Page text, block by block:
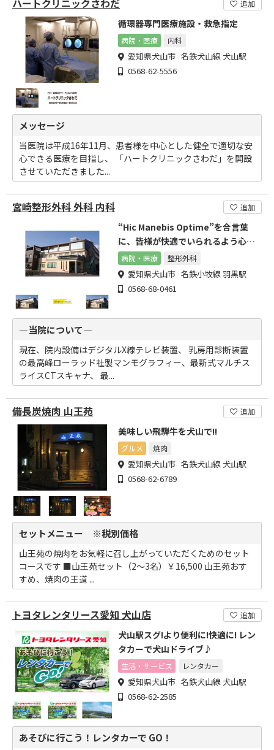
追加
循環器専門医療施設・救急指定
病院・医療 内科
愛知県犬山市 名鉄犬山線 犬山駅
0568-62-5556
メッセージ
当医院は平成16年11月、患者様を中心とした健全で適切な安
心できる医療を目指し、 「ハートクリニックさわだ」を開設
させていただきました...
宮崎整形外科 外科 内科 追加
“Hic Manebis Optime”を合言葉
に、皆様が快適でいられるよう心が
けています。
病院・医療 整形外科
愛知県犬山市 名鉄小牧線 羽黒駅
0568-68-0461
―当院について―
現在、院内設備はデジタルX線テレビ装置、 乳房用診断装置
の最高峰ローラッド社製マンモグラフィー、最新式マルチス
ライスCTスキャナ、 最...
備長炭焼肉 山王苑 追加
美味しい飛騨牛を犬山で!!
グルメ 焼肉
愛知県犬山市 名鉄犬山線 犬山駅
0568-62-6789
セットメニュー ※税別価格
山王苑の焼肉をお気軽に召し上がっていただくためのセット
コースです ■山王苑セット（2～3名）￥16,500 山王苑おす
すめ、焼肉の王道 ...
トヨタレンタリース愛知 犬山店 追加
犬山駅スグ!より便利に!快適に! レン
タカーで犬山ドライブ♪
生活・サービス レンタカー
愛知県犬山市 名鉄犬山線 犬山駅
0568-62-2585
あそびに行こう！レンタカーで GO！